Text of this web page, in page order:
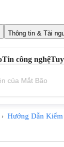
Thông tin & Tài
Tin công nghệ
› Hướng Dẫn